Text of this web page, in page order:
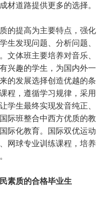
材道路提供更多的选择。
的提高为主要特点，强化
生发现问题、分析问题、
文体班主要培养对音乐、
兴趣的学生，为国内外一
的发展选择创造优越的条
程，遵循学习规律，采用
学生最终实现发音纯正、
际班整合中西方优质的教
际化教育。国际双优运动
网球专业训练课程，培养
素质的合格毕业生